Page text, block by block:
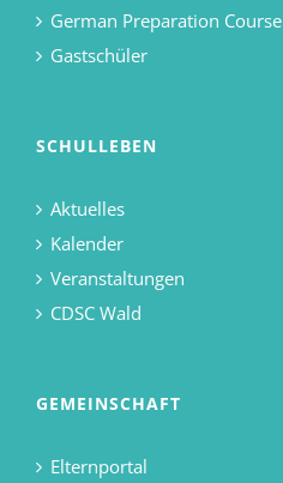
German Preparation Course
Gastschüler
SCHULLEBEN
Aktuelles
Kalender
Veranstaltungen
CDSC Wald
GEMEINSCHAFT
Elternportal